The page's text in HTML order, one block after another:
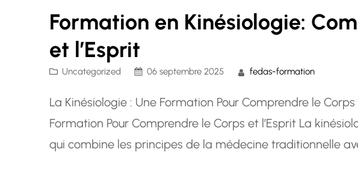
Formation en Kinésiologie:
et l’Esprit
Uncategorized 06 septembre 2025 fedas-formation
La Kinésiologie : Une Formation Pour Comprendre le Corps
Formation Pour Comprendre le Corps et l’Esprit La
qui combine les principes de la médecine traditionnelle